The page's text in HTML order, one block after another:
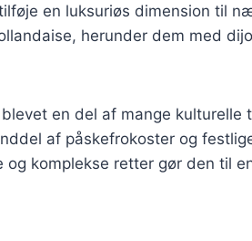
en luksuriøs dimension til
herunder dem med
en del af mange kulturelle
af påskefrokoster og
og komplekse retter gør den til